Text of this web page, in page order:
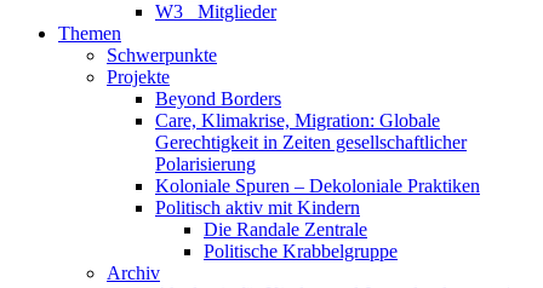
W3_ Mitglieder
Themen
Schwerpunkte
Projekte
Beyond Borders
Care, Klimakrise, Migration: Globale
Gerechtigkeit in Zeiten gesellschaftlicher
Polarisierung
Koloniale Spuren – Dekoloniale Praktiken
Politisch aktiv mit Kindern
Die Randale Zentrale
Politische Krabbelgruppe
Archiv